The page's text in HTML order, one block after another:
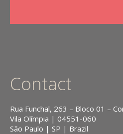
Contact
Rua Funchal, 263 – Bloco 01 –
Vila Olímpia | 04551-060
São Paulo | SP | Brazil